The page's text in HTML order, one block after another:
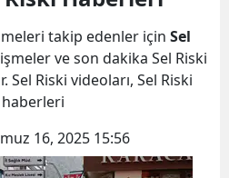
Bingöl
Bitlis
Bolu
Burdur
takip edenler için Sel
ve son dakika Sel Riski
Riski videoları, Sel Riski
16, 2025 15:56